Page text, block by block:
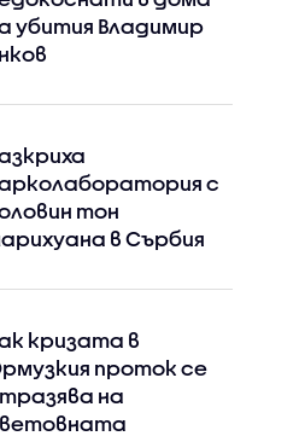
убития Владимир
с
тон
в Сърбия
кризата в
проток се
на